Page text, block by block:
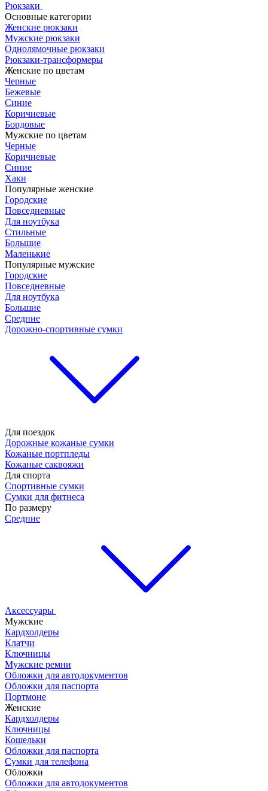
Рюкзаки
Основные категории
Женские рюкзаки
Мужские рюкзаки
Однолямочные рюкзаки
Рюкзаки-трансформеры
Женские по цветам
Черные
Бежевые
Синие
Коричневые
Бордовые
Мужские по цветам
Черные
Коричневые
Синие
Хаки
Популярные женские
Городские
Повседневные
Для ноутбука
Стильные
Большие
Маленькие
Популярные мужские
Городские
Повседневные
Для ноутбука
Большие
Средние
Дорожно-спортивные сумки
Для поездок
Дорожные кожаные сумки
Кожаные портпледы
Кожаные саквояжи
Для спорта
Спортивные сумки
Сумки для фитнеса
По размеру
Средние
Аксессуары
Мужские
Кардхолдеры
Клатчи
Ключницы
Мужские ремни
Обложки для автодокументов
Обложки для паспорта
Портмоне
Женские
Кардхолдеры
Ключницы
Кошельки
Обложки для паспорта
Сумки для телефона
Обложки
Обложки для автодокументов